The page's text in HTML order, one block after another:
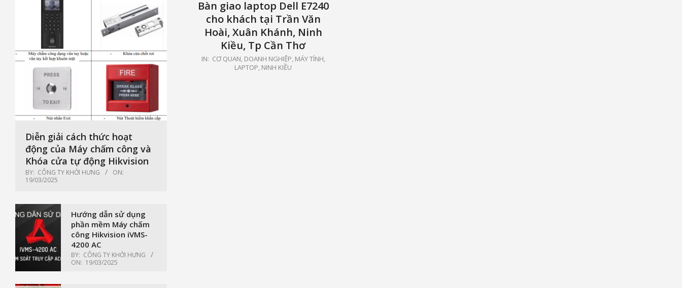
Bàn giao laptop Dell E7240
cho khách tại Trần Văn
Hoài, Xuân Khánh, Ninh
Kiều, Tp Cần Thơ
2021-
IN: CƠ QUAN, DOANH NGHIỆP, MÁY TÍNH,
LAPTOP, NINH KIỀU
Diễn giải cách thức hoạt
động của Máy chấm công và
Khóa cửa tự động Hikvision
BY: CÔNG TY KHỞI HƯNG
ON:
19/03/2025
Hướng dẫn sử dụng
phần mềm Máy chấm
công Hikvision iVMS-
4200 AC
BY: CÔNG TY KHỞI HƯNG
ON: 19/03/2025